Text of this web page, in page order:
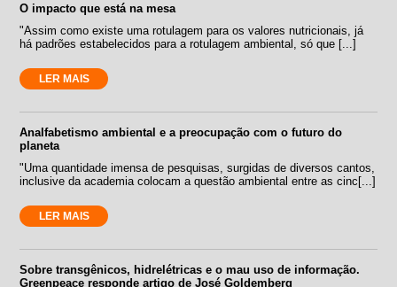
O impacto que está na mesa
"Assim como existe uma rotulagem para os valores nutricionais, já
há padrões estabelecidos para a rotulagem ambiental, só que [...]
LER MAIS
Analfabetismo ambiental e a preocupação com o futuro do
planeta
"Uma quantidade imensa de pesquisas, surgidas de diversos cantos,
inclusive da academia colocam a questão ambiental entre as cinc[...]
LER MAIS
Sobre transgênicos, hidrelétricas e o mau uso de informação.
Greenpeace responde artigo de José Goldemberg